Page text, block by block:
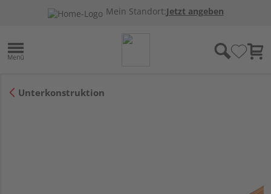
Mein Standort:Jetzt angeben
Unterkonstruktion